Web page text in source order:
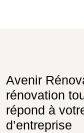
Avenir
rénovation
répond à
d’entreprise